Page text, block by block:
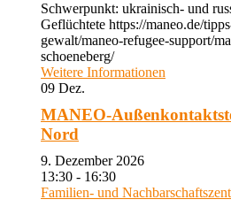
Schwerpunkt: ukrainisch- und
Geflüchtete https://maneo.de/
gewalt/maneo-refugee-support/
schoeneberg/
Weitere Informationen
09 Dez.
MANEO-
Nord
9. Dezember 2026
13:30 - 16:30
Familien- und